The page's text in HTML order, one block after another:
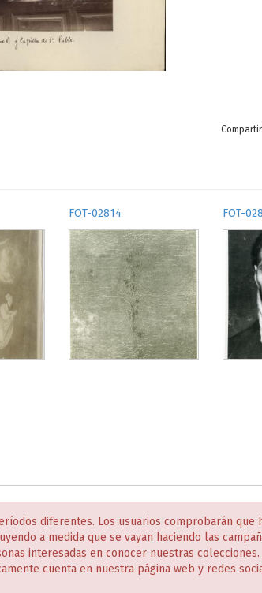
FOT-02814 FOT-
diferentes. Los usuarios comprobarán que
a medida que se vayan haciendo las
interesadas en conocer nuestras colecciones.
cuenta en nuestra página web y redes